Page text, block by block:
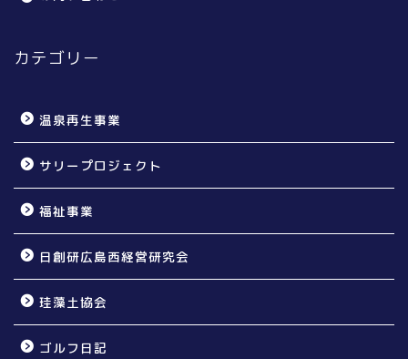
カテゴリー
温泉再生事業
サリープロジェクト
福祉事業
日創研広島西経営研究会
珪藻土協会
ゴルフ日記